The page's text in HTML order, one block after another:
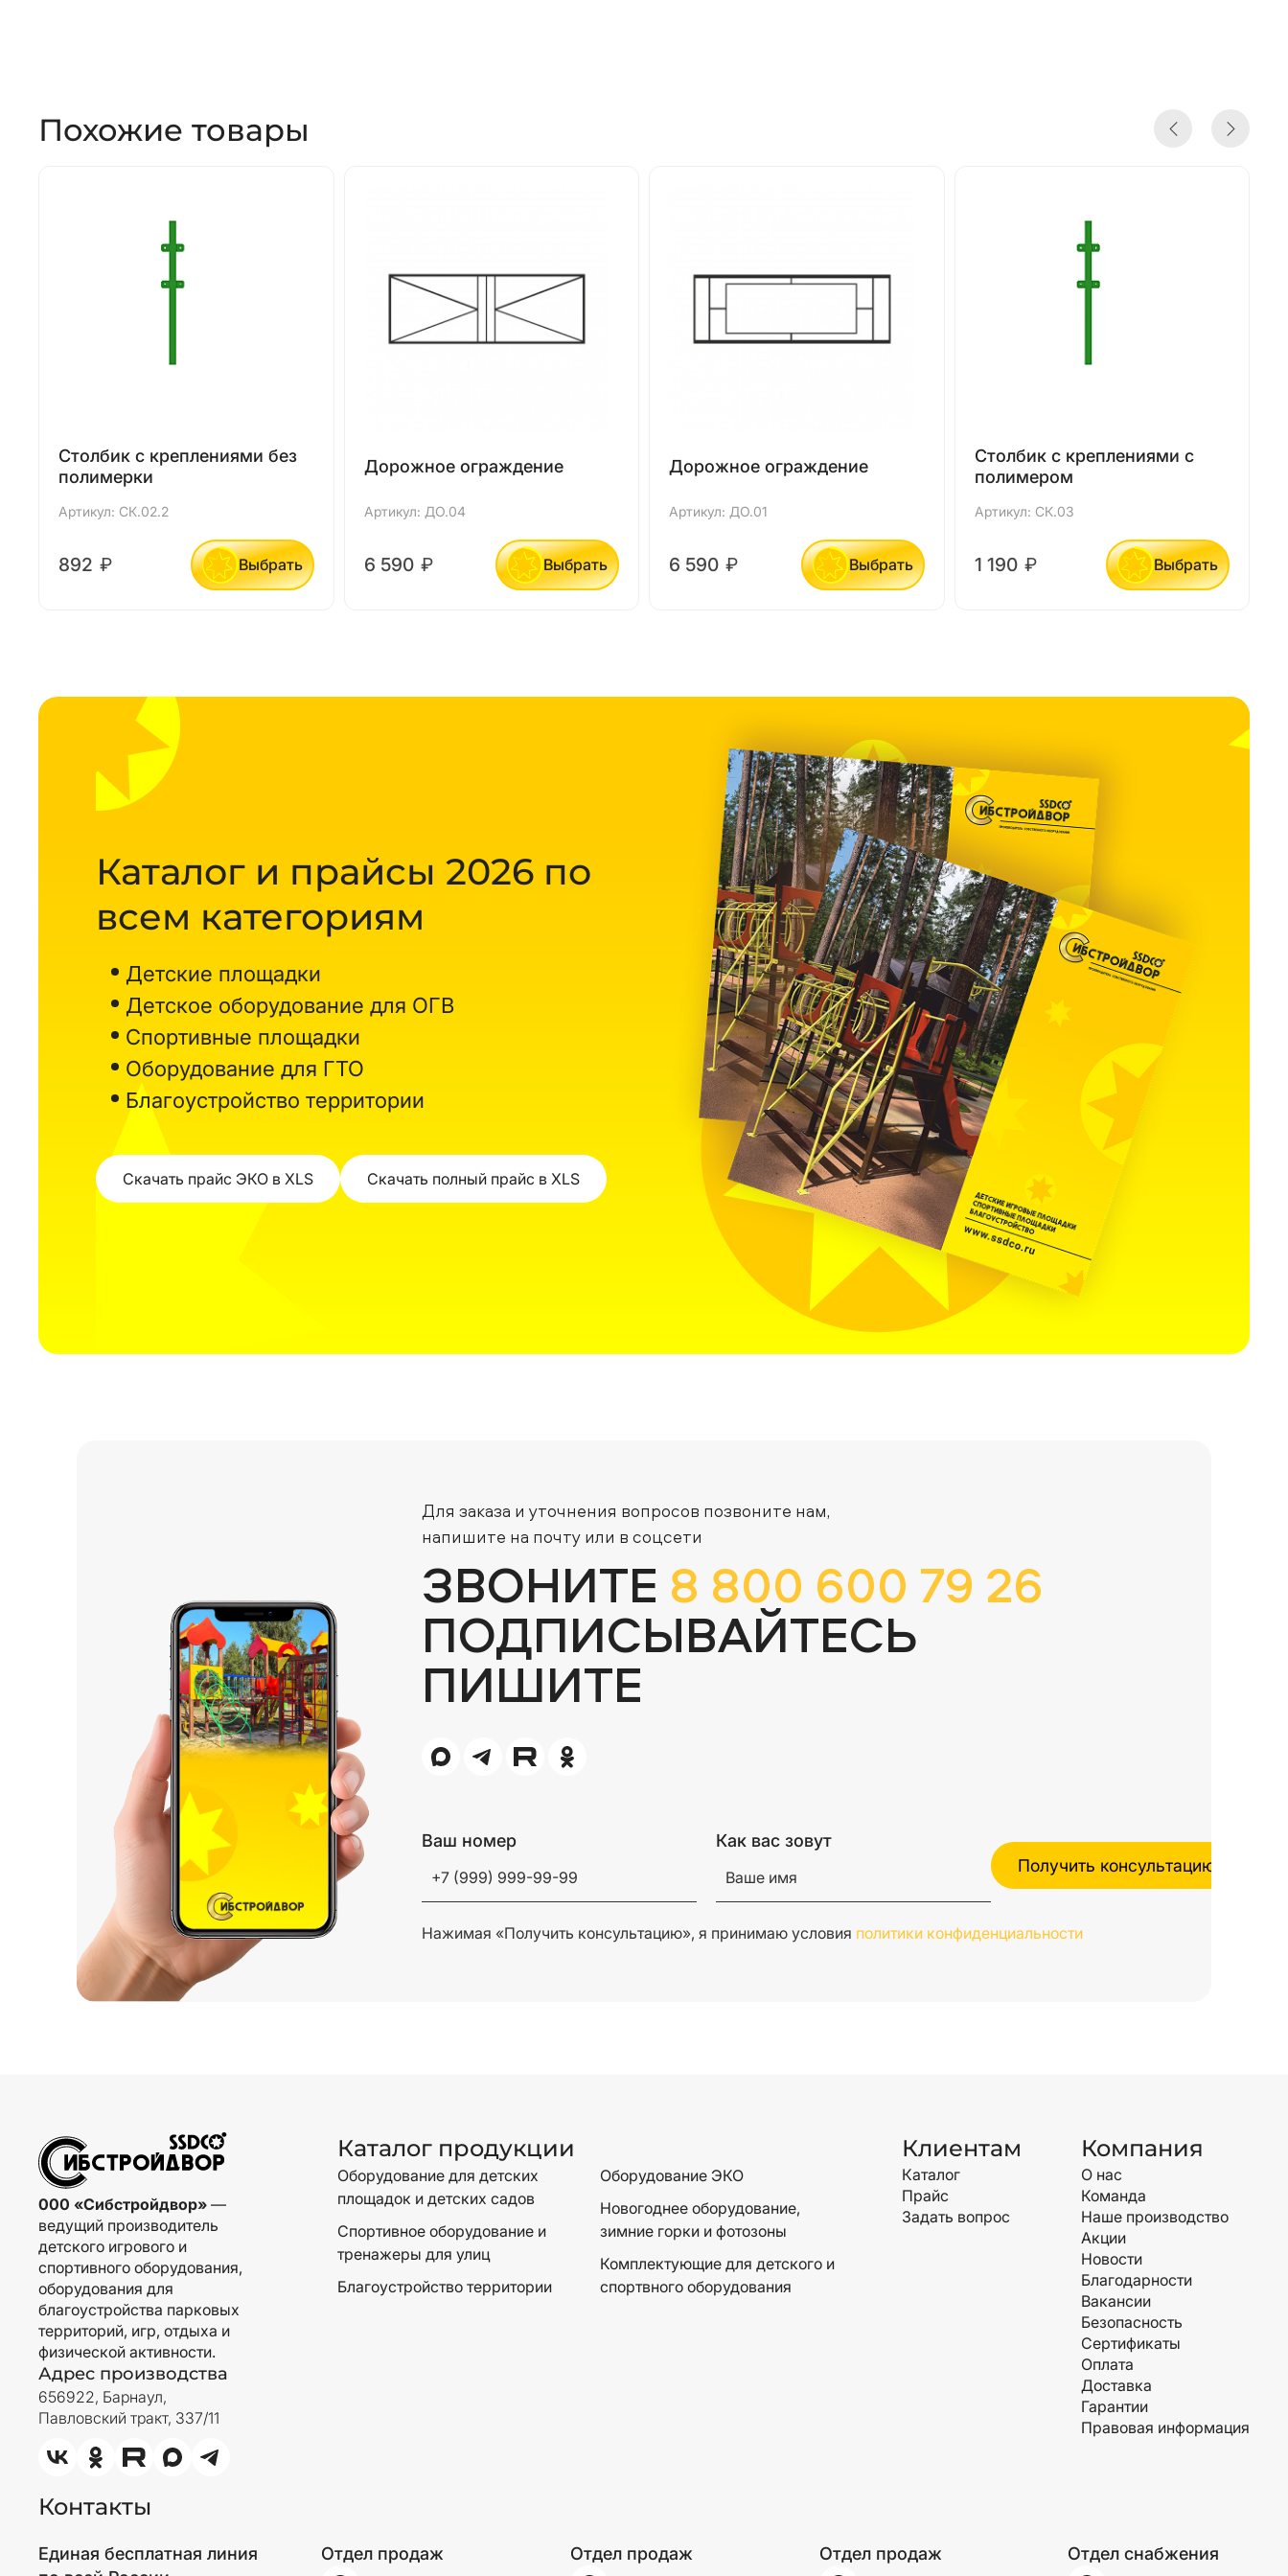
Похожие товары
Столбик с креплениями без
полимерки
Артикул: СК.02.2
892 ₽ Выбрать
Дорожное ограждение
Артикул: ДО.04
6 590 ₽ Выбрать
Дорожное ограждение
Артикул: ДО.01
6 590 ₽ Выбрать
Столбик с креплениями с
полимером
Артикул: СК.03
1 190 ₽ Выбрать
Каталог и прайсы 2026 по
всем категориям
Детские площадки
Детское оборудование для ОГВ
Спортивные площадки
Оборудование для ГТО
Благоустройство территории
Скачать прайс ЭКО в XLS Скачать полный прайс в XLS
Для заказа и уточнения вопросов позвоните нам,
напишите на почту или в соцсети
ЗВОНИТЕ 8 800 600 79 26
ПОДПИСЫВАЙТЕСЬ
ПИШИТЕ
Ваш номер Как вас зовут
Нажимая «Получить консультацию», я принимаю условия политики конфиденциальности
000 «Сибстройдвор» —
ведущий производитель
детского игрового и
спортивного оборудования,
оборудования для
благоустройства парковых
территорий, игр, отдыха и
физической активности.
Адрес производства
656922, Барнаул,
Павловский тракт, 337/11
Каталог продукции
Оборудование для детских
площадок и детских садов
Спортивное оборудование и
тренажеры для улиц
Благоустройство территории
Оборудование ЭКО
Новогоднее оборудование,
зимние горки и фотозоны
Комплектующие для детского и
спортвного оборудования
Клиентам
Каталог
Прайс
Задать вопрос
Компания
О нас
Команда
Наше производство
Акции
Новости
Благодарности
Вакансии
Безопасность
Сертификаты
Оплата
Доставка
Гарантии
Правовая информация
Контакты
Единая бесплатная линия
Отдел продаж Отдел продаж Отдел продаж Отдел снабжения